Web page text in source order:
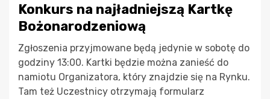
Konkurs na najładniejszą Kartkę
Bożonarodzeniową
Zgłoszenia przyjmowane będą jedynie w sobotę do
godziny 13:00. Kartki będzie można zanieść do
namiotu Organizatora, który znajdzie się na Rynku.
Tam też Uczestnicy otrzymają formularz